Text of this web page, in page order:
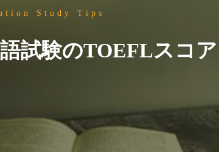
Study Tips
試験のTOEFLスコア